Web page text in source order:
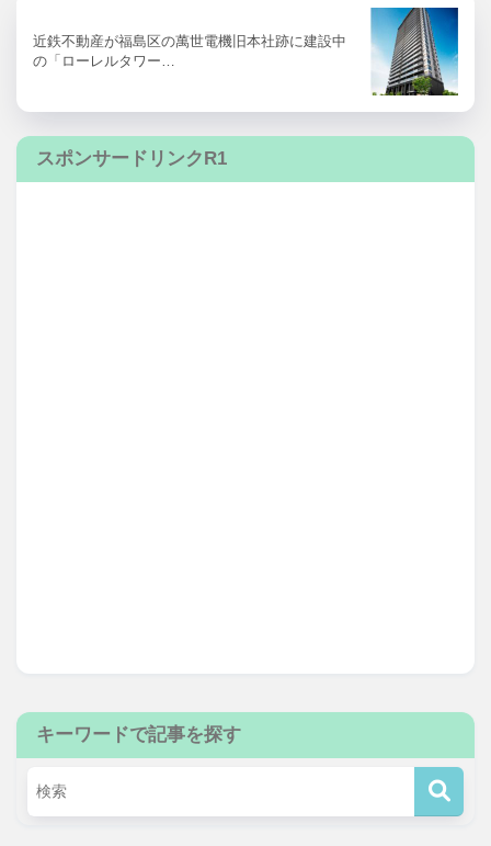
近鉄不動産が福島区の萬世電機旧本社跡に建設中
の「ローレルタワー…
スポンサードリンクR1
キーワードで記事を探す